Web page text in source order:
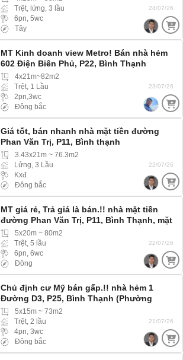
Trệt, lửng, 3 lầu
6pn, 5wc
Tây
24/07/26
MT Kinh doanh view Metro! Bán nhà hẻm
602 Điện Biên Phủ, P22, Bình Thạnh
4x21m~82m2
Trệt, 1 Lầu
2pn,3wc
Đông bắc
23/07/26
Giá tốt, bán nhanh nhà mặt tiền đường
Phan Văn Trị, P11, Bình thạnh
3.43x21m ~ 76.3m2
Lửng, 3 Lầu
Kxđ
Đông bắc
22/07/26
MT giá rẻ, Trả giá là bán.!! nhà mặt tiền
đường Phan Văn Trị, P11, Bình Thạnh, mặt
tiền đường, Cộng đồng cư dân hiện hữu
5x20m ~ 80m2
Trệt, 5 lầu
6pn, 6wc
Đông
22/07/26
Chủ định cư Mỹ bán gấp.!! nhà hẻm 1
Đường D3, P25, Bình Thạnh (Phường
Thạnh Mỹ Tây) Xe Hơi tới tận nơi
5x15m ~ 73m2
Trệt, 2 lầu
4pn, 3wc
Đông bắc
21/07/26